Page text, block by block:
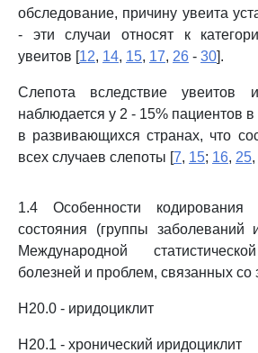
обследование, причину увеита
- эти случаи относят к
увеитов [12, 14, 15, 17, 26 - 30].
Слепота вследствие увеитов
наблюдается у 2 - 15% пациентов
в развивающихся странах, что
всех случаев слепоты [7, 15; 16, 25,
1.4 Особенности кодирования
состояния (группы заболеваний
Международной
болезней и проблем, связанных со
H20.0 - иридоциклит
H20.1 - хронический иридоциклит